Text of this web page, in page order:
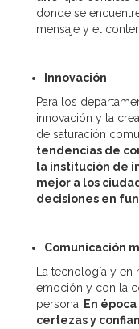
donde se
mensaje y el
Innovación
Para los
innovación y la
de saturación
tendencias de
la institución de
mejor a los
decisiones en
Comunicación
La tecnología y
emoción y con la
persona.
En
certezas y